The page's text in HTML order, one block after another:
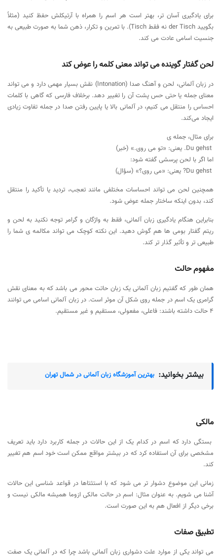
برای یادگیری آسان تر، بهتر است هر اسم را همراه با آرتیکلش حفظ کنید (مثلاً
بگویید der Tisch نه فقط Tisch). با تمرین و تکرار، ذهن شما به صورت طبیعی به
جنسیت اسامی عادت می کند.
لحن گفتار گوینده می تواند معنی کلمه را عوض کند
در زبان آلمانی، لحن و آهنگ صدا (Intonation) نقش بسیار مهمی دارد و می تواند
معنای جمله یا حتی حس پشت آن را تغییر دهد. برخلاف فارسی که گاهی با کلمات
احساس را منتقل می کنیم، در آلمانی بالا یا پایین رفتن صدا در جمله تفاوت زیادی
ایجاد می‌کند.
برای مثال، جمله ی
اما اگر با لحن پرسشی گفته شود:
همچنین لحن می تواند احساسات مختلفی مانند تعجب، تردید یا تأکید را منتقل
کند، بدون اینکه ساختار جمله عوض شود.
بنابراین هنگام یادگیری زبان آلمانی، فقط به واژگان و گرامر توجه نکنید به لحن و
ریتم گفتار بومی ها هم گوش دهید. این نکته کوچک می تواند مکالمه ی شما را
طبیعی تر و تأثیر گذار تر کند.
مفهوم حالت
همان طور که گفتیم زبان آلمانی یک زبان حاتت محور می باشد که به معنای نقش
گرامری یک اسم در جمله روی شکل آن موثر است. در زبان آلمانی اسامی می توانند
4 حالت داشته باشند: فاعلی، مفعولی، مستقیم و غیر مستقیم.
بیشتر بخوانید: بهترین آموزشگاه زبان آلمانی در شمال تهران
مالکی
بستگی دارد که اسم در کدام یک از این حالات در جمله کاربرد دارد باید تعریف
مشخصی برای آن استفاده کرد که در بیشتر مواقع ممکن است خود اسم هم تغییر
کند.
زمانی این موضوع دشوار تر می شود که با استثتاها در قواعد شناسی این حالات
آشنا می شویم. به عنوان مثال: اسم در حالت مالکی ازوما همیشه مالکی نیست و
برخی دیگر از افعال هم به این صورت است.
تطبیق صفات
می تواند یکی از موارد علت دشواری زبان آلمانی باشد چرا که در آلمانی یک صفت